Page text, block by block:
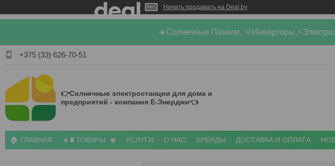
Начать продавать на Deal.by
☀️Солнечные Панели,
+375 (33) 626-70-51
👉Солнечные электростанции для дома и
предприятий - компания Е-Энерджи👈
🏠 ГЛАВНАЯ ☀️🔋ТОВАРЫ УСЛУГИ О НАС БРЕНДЫ ДОСТАВКА И ОПЛАТА